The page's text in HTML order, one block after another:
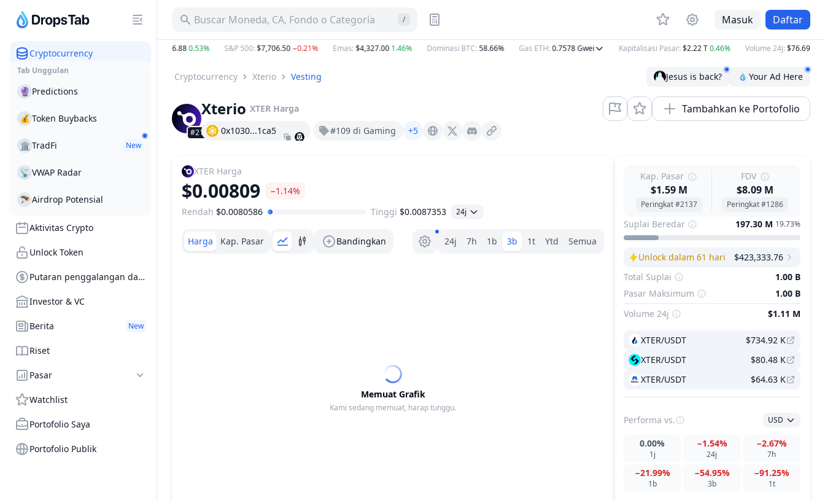
Cryptocurrency
Tab Unggulan
🔮 Predictions
💰 Token Buybacks
🏛 TradFi New
📡 VWAP Radar
🪂Airdrop Potensial
Aktivitas Crypto
Unlock Token
Putaran penggalangan dana
Investor & VC
Berita New
Riset
Pasar
Watchlist
Portofolio Saya
Portofolio Publik
Buscar Moneda, CA, Fondo o Categoría / Masuk Daftar
BTC $65,116.49 $1,916.880.53% S&P 500 :$7,706.50−0.21% Emas:$4,327.001.46% Dominasi BTC :58.66% Gas ETH :0.7578Gwei Kapitalisasi Pasar:$2.22 T0.46% Volume 24j:$76.69 B
Cryptocurrency Xterio Vesting Jesus is back? Your Ad Here
#2137
Xterio XTER Harga Tambahkan ke Portofolio
0x1030...1ca5 #109 di Gaming +5 Xter.io X (Twitter)
XTER Harga
$0.00809 −1.14%
Kisaran Harga
Rendah $0.0080586 Tinggi $0.0087353 24j
Harga Kap. Pasar Bandingkan Pemilih rentang.
24j 7h 1b 3b 1t Ytd Semua
Memuat Grafik
Kami sedang memuat, harap tunggu.
Kap. Pasar
$1.59 M
Peringkat #2137
FDV
$8.09 M
Peringkat #1286
Suplai Beredar 197.30 M 19.73%
Next Unlock
Unlock dalam 61 hari
$423,333.76
Total Suplai
1.00 B
Pasar Maksimum
1.00 B
Volume 24j
$1.11 M
XTER/USDT
$734.92 K
XTER/USDT
$80.48 K
XTER/USDT
$64.63 K
Performa vs. USD
1j
0.00%
24j
−1.54%
7h
−2.67%
1b
−21.99%
3b
−54.95%
1t
−91.25%